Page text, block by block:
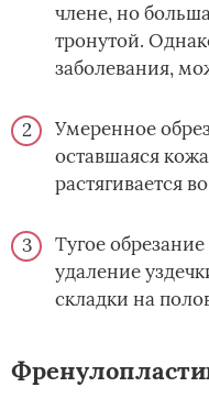
члене, но
тронутой.
заболевания,
Умеренное
оставшаяся
растягивается
Тугое
удаление
складки на